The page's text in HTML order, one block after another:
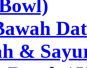
&